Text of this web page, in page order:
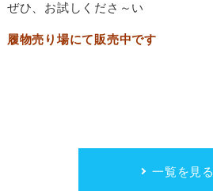
ぜひ、お試しくださ～い
履物売り場にて販売中です
一覧を見る